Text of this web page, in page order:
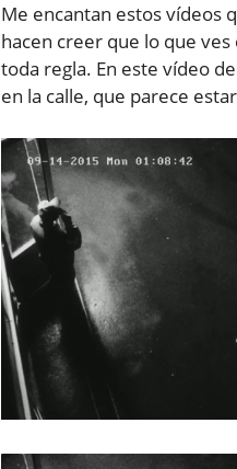
Me encantan estos vídeos
hacen creer que lo que ves
toda regla. En este vídeo
en la calle, que parece